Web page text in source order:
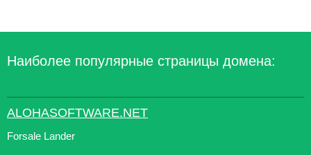
Наиболее популярные страницы домена:
ALOHASOFTWARE.NET
Forsale Lander